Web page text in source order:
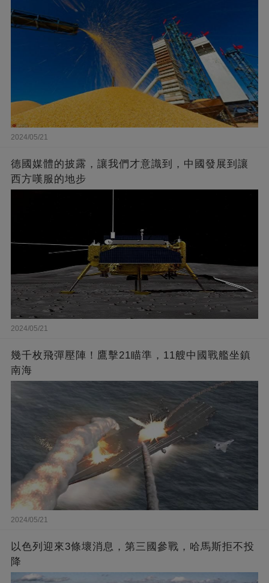
2024/05/21
德國媒體的披露，讓我們才意識到，中國發展到讓
西方嘆服的地步
2024/05/21
幾千枚飛彈壓陣！鷹擊21瞄準，11艘中國戰艦坐鎮
南海
2024/05/21
以色列迎來3條壞消息，第三國參戰，哈馬斯拒不投
降